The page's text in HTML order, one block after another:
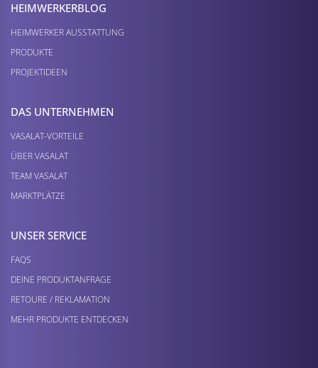
HEIMWERKER­BLOG
HEIMWERKER AUSSTATTUNG
PRODUKTE
PROJEKTIDEEN
DAS UNTERNEHMEN
VASALAT-VORTEILE
ÜBER VASALAT
TEAM VASALAT
MARKTPLÄTZE
UNSER SERVICE
FAQS
DEINE PRODUKTANFRAGE
RETOURE / REKLAMATION
MEHR PRODUKTE ENTDECKEN